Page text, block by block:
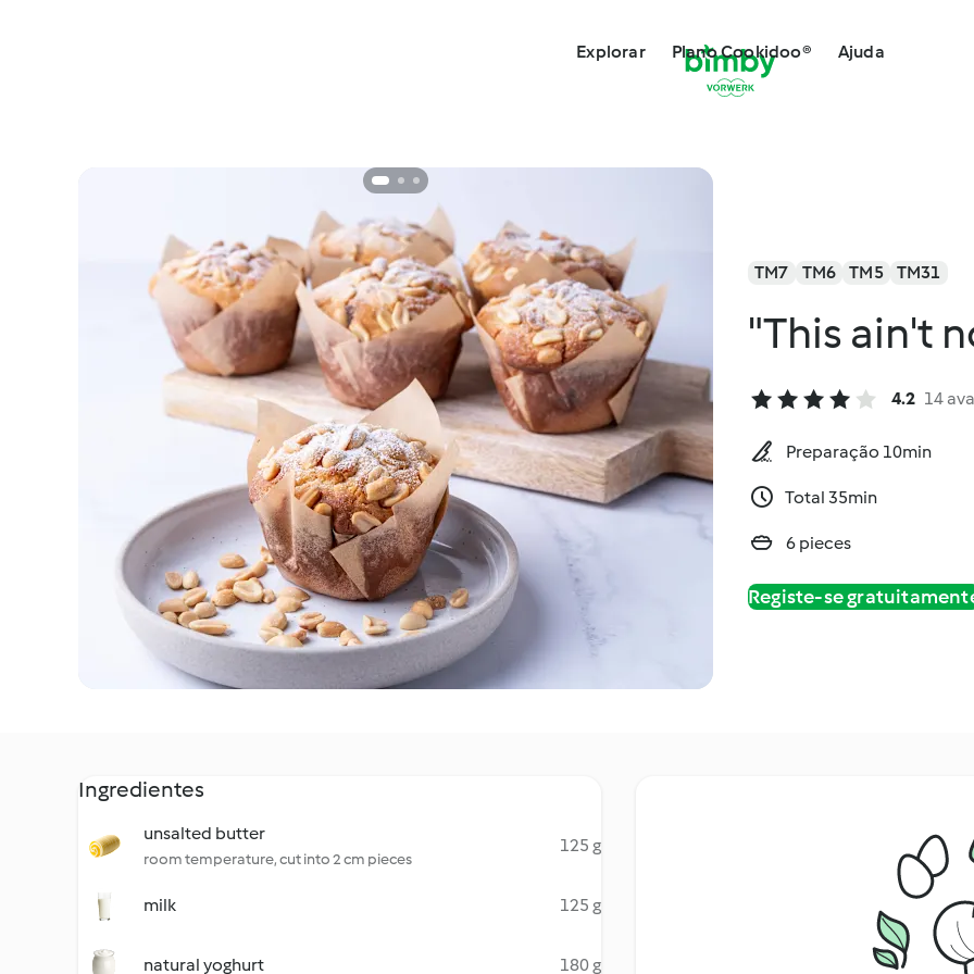
Explorar Plano Cookidoo® Ajuda
TM7 TM6 TM5 TM31
"This ain't
4.2 14
Preparação 10min
Total 35min
6 pieces
Registe-se
Ingredientes
unsalted butter
room temperature, cut into 2 cm pieces
125 g
milk 125 g
natural yoghurt 180 g